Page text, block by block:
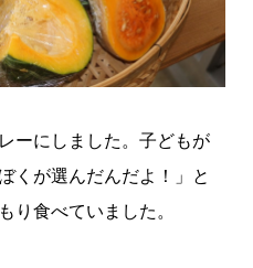
ーにしました。子どもが
くが選んだんだよ！」と
り食べていました。